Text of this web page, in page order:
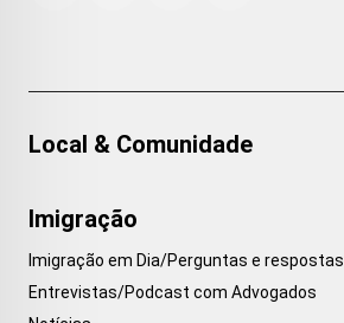
Local & Comunidade
Imigração
Imigração em Dia/Perguntas e respostas
Entrevistas/Podcast com Advogados